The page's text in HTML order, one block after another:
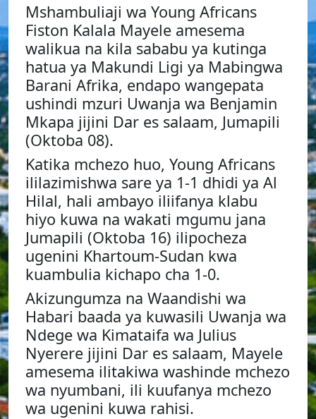
Mshambuliaji wa Young Africans
Fiston Kalala Mayele amesema
walikua na kila sababu ya kutinga
hatua ya Makundi Ligi ya Mabingwa
Barani Afrika, endapo wangepata
ushindi mzuri Uwanja wa Benjamin
Mkapa jijini Dar es salaam, Jumapili
(Oktoba 08).
Katika mchezo huo, Young Africans
ililazimishwa sare ya 1-1 dhidi ya Al
Hilal, hali ambayo iliifanya klabu
hiyo kuwa na wakati mgumu jana
Jumapili (Oktoba 16) ilipocheza
ugenini Khartoum-Sudan kwa
kuambulia kichapo cha 1-0.
Akizungumza na Waandishi wa
Habari baada ya kuwasili Uwanja wa
Ndege wa Kimataifa wa Julius
Nyerere jijini Dar es salaam, Mayele
amesema ilitakiwa washinde mchezo
wa nyumbani, ili kuufanya mchezo
wa ugenini kuwa rahisi.